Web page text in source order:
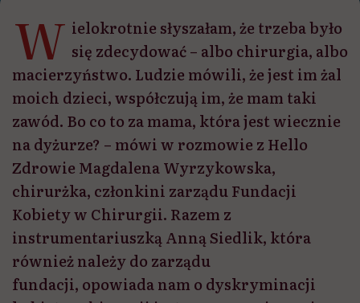
W ielokrotnie słyszałam, że trzeba było
się zdecydować – albo chirurgia, albo
macierzyństwo. Ludzie mówili, że jest im żal
moich dzieci, współczują im, że mam taki
zawód. Bo co to za mama, która jest wiecznie
na dyżurze? – mówi w rozmowie z Hello
Zdrowie Magdalena Wyrzykowska,
chirurżka, członkini zarządu Fundacji
Kobiety w Chirurgii. Razem z
instrumentariuszką Anną Siedlik, która
również należy do zarządu
fundacji, opowiada nam o dyskryminacji